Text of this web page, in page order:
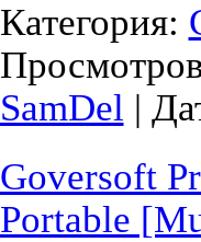
Категория:
SamDel |
Goversoft
Portable